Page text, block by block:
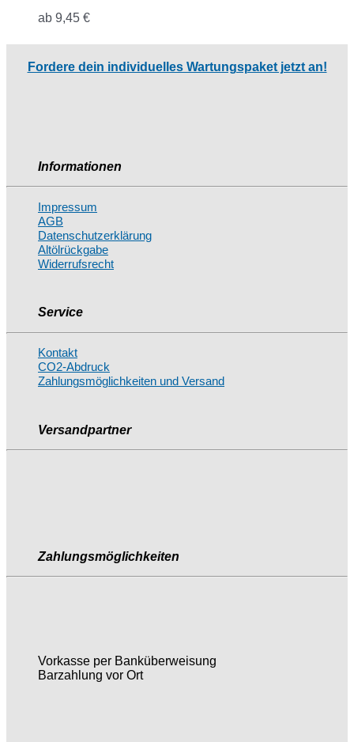
ab 9,45 €
Fordere dein individuelles Wartungspaket jetzt an!
Informationen
Impressum
AGB
Datenschutzerklärung
Altölrückgabe
Widerrufsrecht
Service
Kontakt
CO2-Abdruck
Zahlungsmöglichkeiten und Versand
Versandpartner
Zahlungsmöglichkeiten
Vorkasse per Banküberweisung
Barzahlung vor Ort